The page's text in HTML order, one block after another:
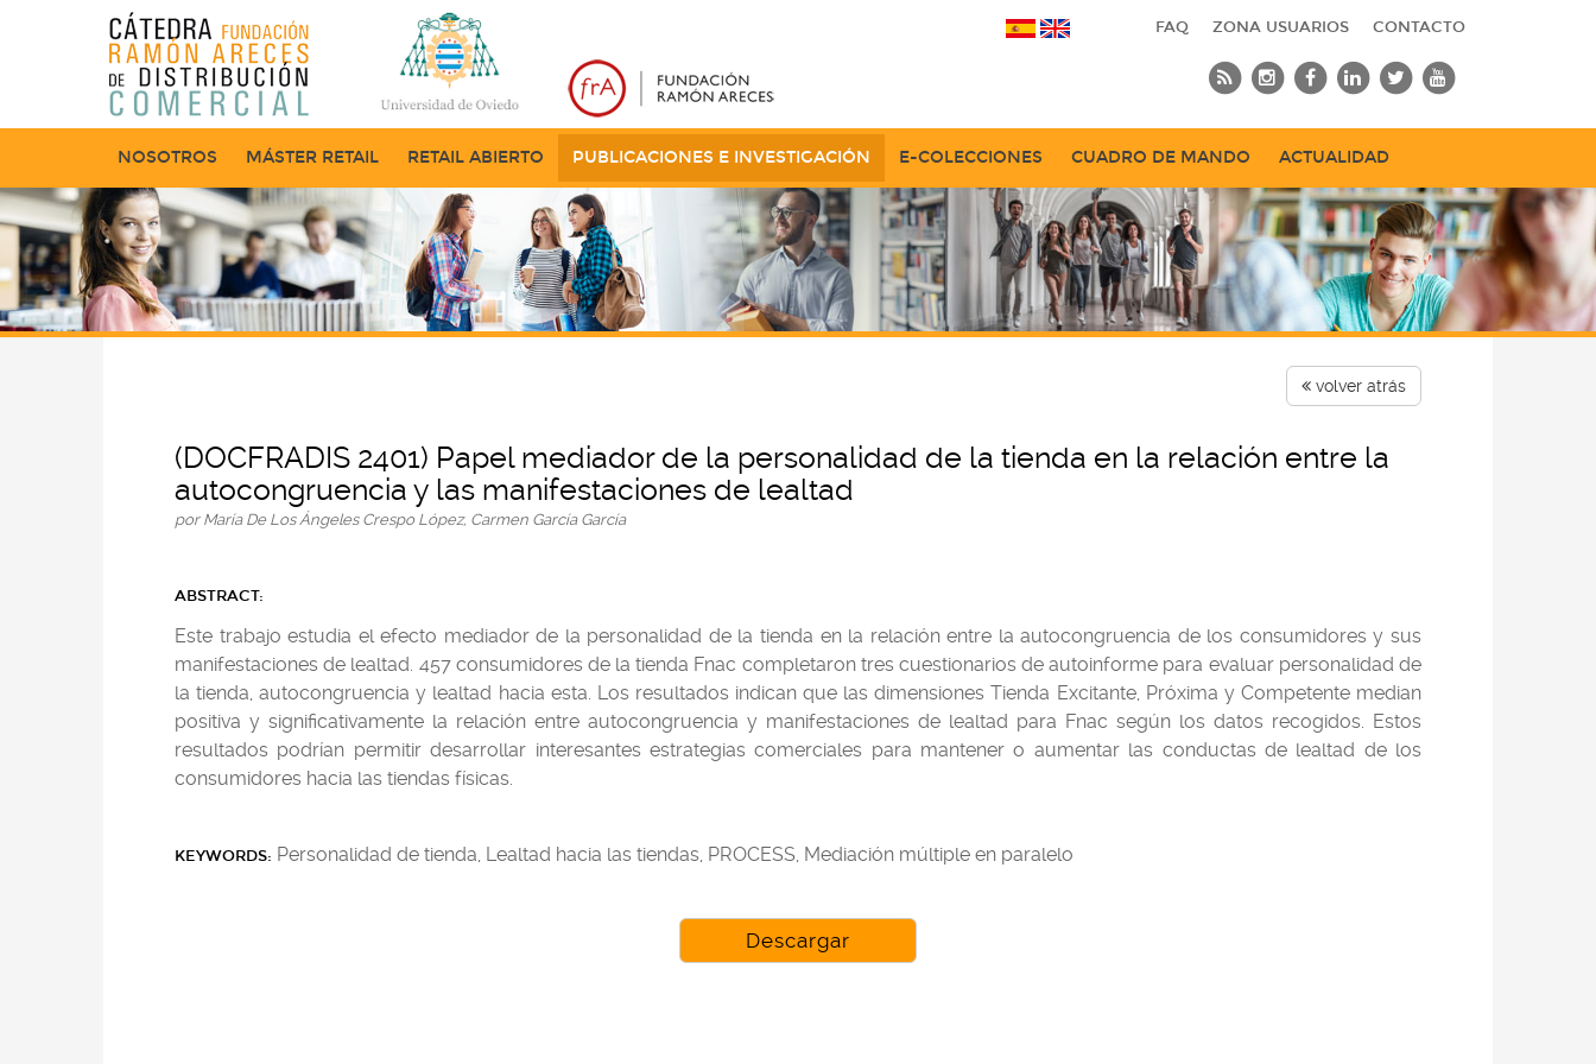
FAQ ZONA USUARIOS CONTACTO
NOSOTROS MÁSTER RETAIL RETAIL ABIERTO PUBLICACIONES E INVESTIGACIÓN E-COLECCIONES CUADRO DE MANDO ACTUALIDAD
volver atrás
(DOCFRADIS 2401) Papel mediador de la personalidad de la tienda en la relación entre la
autocongruencia y las manifestaciones de lealtad
por María De Los Ángeles Crespo López, Carmen García García
ABSTRACT:
Este trabajo estudia el efecto mediador de la personalidad de la tienda en la relación entre la autocongruencia de los consumidores y sus
manifestaciones de lealtad. 457 consumidores de la tienda Fnac completaron tres cuestionarios de autoinforme para evaluar personalidad de
la tienda, autocongruencia y lealtad hacia esta. Los resultados indican que las dimensiones Tienda Excitante, Próxima y Competente median
positiva y significativamente la relación entre autocongruencia y manifestaciones de lealtad para Fnac según los datos recogidos. Estos
resultados podrían permitir desarrollar interesantes estrategias comerciales para mantener o aumentar las conductas de lealtad de los
consumidores hacia las tiendas físicas.
KEYWORDS: Personalidad de tienda, Lealtad hacia las tiendas, PROCESS, Mediación múltiple en paralelo
Descargar